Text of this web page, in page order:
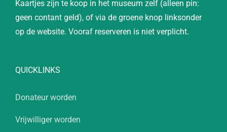
Kaartjes zijn te koop in het museum zelf (alleen pin:
geen contant geld), of via de groene knop linksonder
op de website. Vooraf reserveren is niet verplicht.
QUICKLINKS
Donateur worden
Vrijwilliger worden